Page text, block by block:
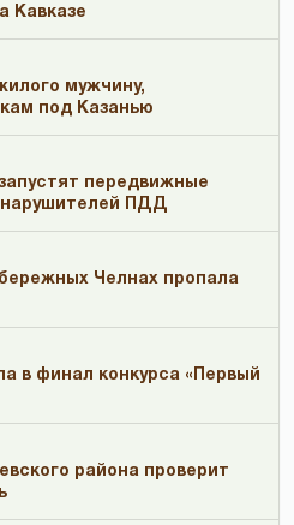
Кавказе
мужчину,
под Казанью
передвижные
ПДД
Челнах пропала
в финал конкурса «Первый
района проверит